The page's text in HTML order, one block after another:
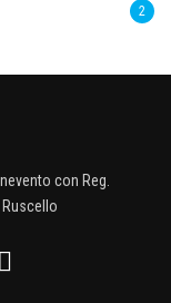
2
con Reg.